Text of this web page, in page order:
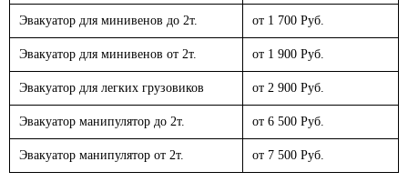
Эвакуатор для минивенов до 2т. от 1 700 Руб.
Эвакуатор для минивенов от 2т. от 1 900 Руб.
Эвакуатор для легких грузовиков от 2 900 Руб.
Эвакуатор манипулятор до 2т. от 6 500 Руб.
Эвакуатор манипулятор от 2т. от 7 500 Руб.